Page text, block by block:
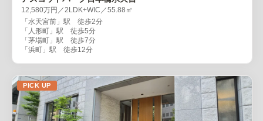
12,580万円／2LDK+WIC／55.88㎡
「水天宮前」駅 徒歩2分
「人形町」駅 徒歩5分
「茅場町」駅 徒歩7分
「浜町」駅 徒歩12分
PICK UP